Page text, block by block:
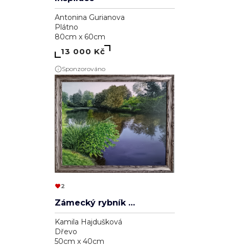
Antonina Gurianova
Plátno
80cm x 60cm
13 000 Kč
Sponzorováno
2
Kamila Hajdušková
Dřevo
50cm x 40cm